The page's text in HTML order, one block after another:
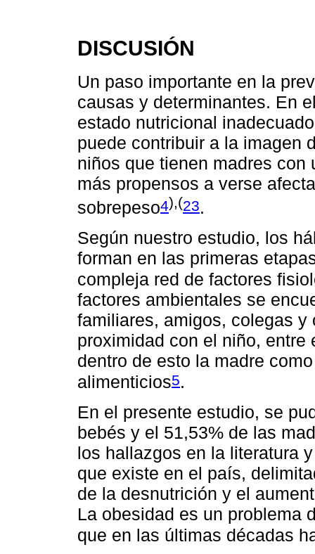
DISCUSIÓN
Un paso importante en la
causas y determinantes. En
estado nutricional
puede contribuir a la imagen
niños que tienen madres
más propensos a verse
sobrepeso4),(23.
Según nuestro estudio, los
forman en las primeras
compleja red de factores
factores ambientales se
familiares, amigos, colegas
proximidad con el niño,
dentro de esto la madre
alimenticios5.
En el presente estudio, se
bebés y el 51,53% de las
los hallazgos en la literatura
que existe en el país,
de la desnutrición y el
La obesidad es un problema
que en las últimas décadas